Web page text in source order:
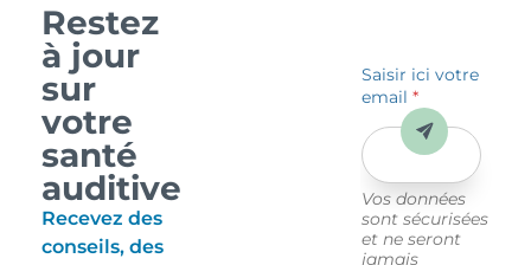
Restez
à jour
sur
votre
santé
auditive
Recevez des
conseils, des
Saisir ici votre
email*
Vos données
sont sécurisées
et ne seront
jamais
Envoyer